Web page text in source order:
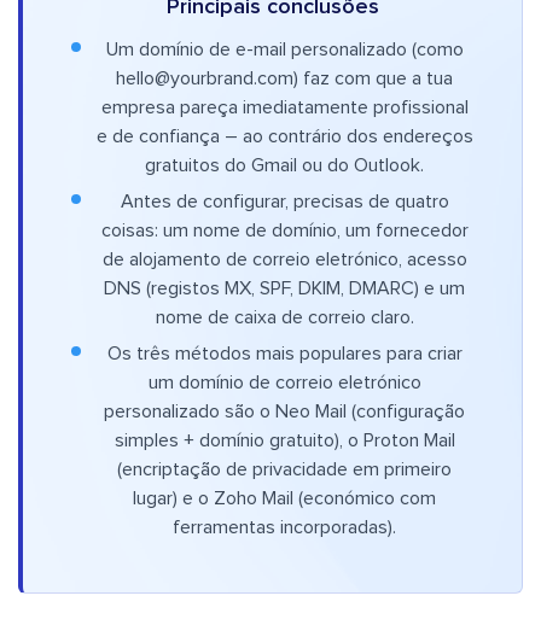
Principais conclusões
Um domínio de e-mail personalizado (como
hello@yourbrand.com) faz com que a tua
empresa pareça imediatamente profissional
e de confiança – ao contrário dos endereços
gratuitos do Gmail ou do Outlook.
Antes de configurar, precisas de quatro
coisas: um nome de domínio, um fornecedor
de alojamento de correio eletrónico, acesso
DNS (registos MX, SPF, DKIM, DMARC) e um
nome de caixa de correio claro.
Os três métodos mais populares para criar
um domínio de correio eletrónico
personalizado são o Neo Mail (configuração
simples + domínio gratuito), o Proton Mail
(encriptação de privacidade em primeiro
lugar) e o Zoho Mail (económico com
ferramentas incorporadas).